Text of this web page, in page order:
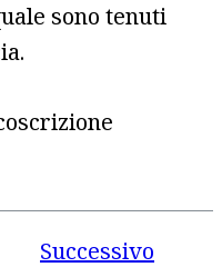
sono tenuti
Successivo